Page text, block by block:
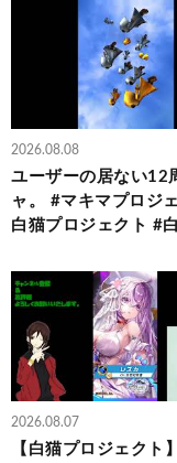
2026.08.08
ユーザーの居ない12
ャ。 #マキマプロジ
白猫プロジェクト #
2026.08.07
【白猫プロジェクト